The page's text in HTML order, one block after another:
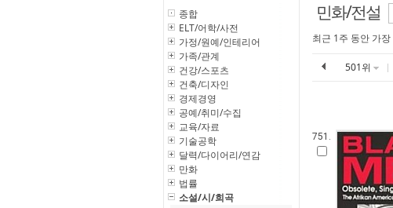
종합
ELT/어학/사전
가정/원예/인테리어
가족/관계
건강/스포츠
건축/디자인
경제경영
공예/취미/수집
교육/자료
기술공학
달력/다이어리/연감
만화
법률
소설/시/희곡
민화/전설
최근 1주 동안 가
501위
751.